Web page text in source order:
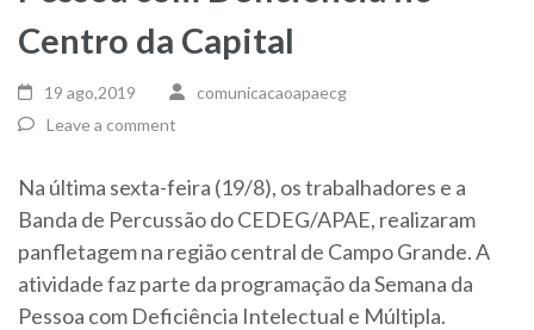
Centro da Capital
19 ago,2019
comunicacaoapaecg
Leave a comment
Na última sexta-feira (19/8), os trabalhadores e a
Banda de Percussão do CEDEG/APAE, realizaram
panfletagem na região central de Campo Grande. A
atividade faz parte da programação da Semana da
Pessoa com Deficiência Intelectual e Múltipla.